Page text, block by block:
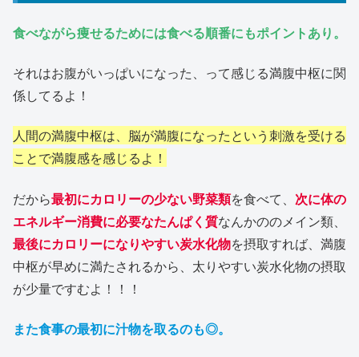
食べながら痩せるためには食べる順番にもポイントあり。
それはお腹がいっぱいになった、って感じる満腹中枢に関
係してるよ！
人間の満腹中枢は、脳が満腹になったという刺激を受ける
ことで満腹感を感じるよ！
だから最初にカロリーの少ない野菜類を食べて、 次に体の
エネルギー消費に必要なたんぱく質なんかののメイン類、
最後にカロリーになりやすい炭水化物を摂取すれば、満腹
中枢が早めに満たされるから、太りやすい炭水化物の摂取
が少量ですむよ！！！
また食事の最初に汁物を取るのも◎。